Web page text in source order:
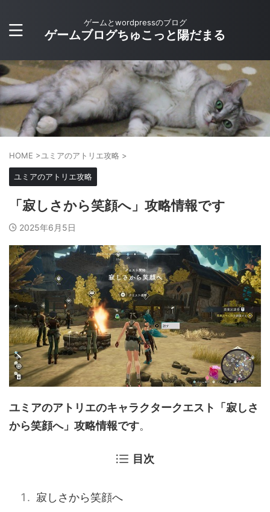
ゲームとwordpressのブログ
ゲームブログちゅこっと陽だまる
HOME >ユミアのアトリエ攻略 >
ユミアのアトリエ攻略
「寂しさから笑顔へ」攻略情報です
2025年6月5日
ユミアのアトリエのキャラクタークエスト「寂しさ
から笑顔へ」攻略情報です。
目次
寂しさから笑顔へ